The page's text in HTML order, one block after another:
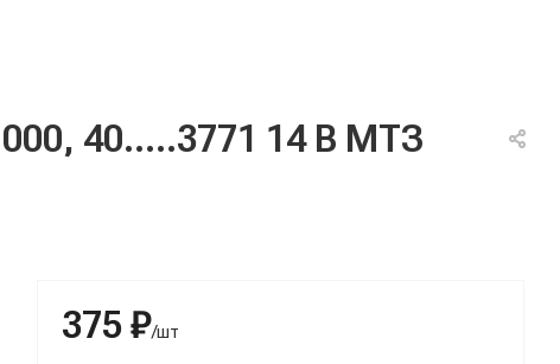
40.....3771 14 В МТЗ
375 ₽/шт